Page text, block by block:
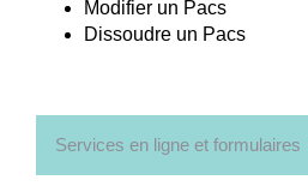
Modifier un Pacs
Dissoudre un Pacs
Services en ligne et formulaires